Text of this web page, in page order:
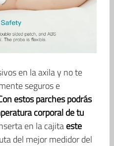
en la axila y no te
seguros e
estos parches podrás
corporal de tu
en la cajitaeste
del mejor medidor del